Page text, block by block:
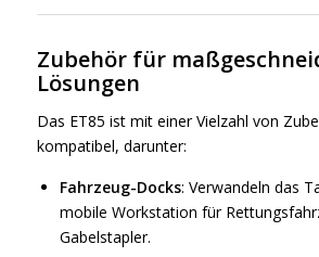
Zubehör für
Lösungen
Das ET85 ist mit einer Vielzahl von
kompatibel, darunter:
Fahrzeug-Docks: Verwandeln das
mobile Workstation für
Gabelstapler.